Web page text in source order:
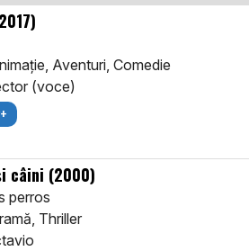
Aventuri, Comedie
(voce)
câini (2000)
perros
Thriller